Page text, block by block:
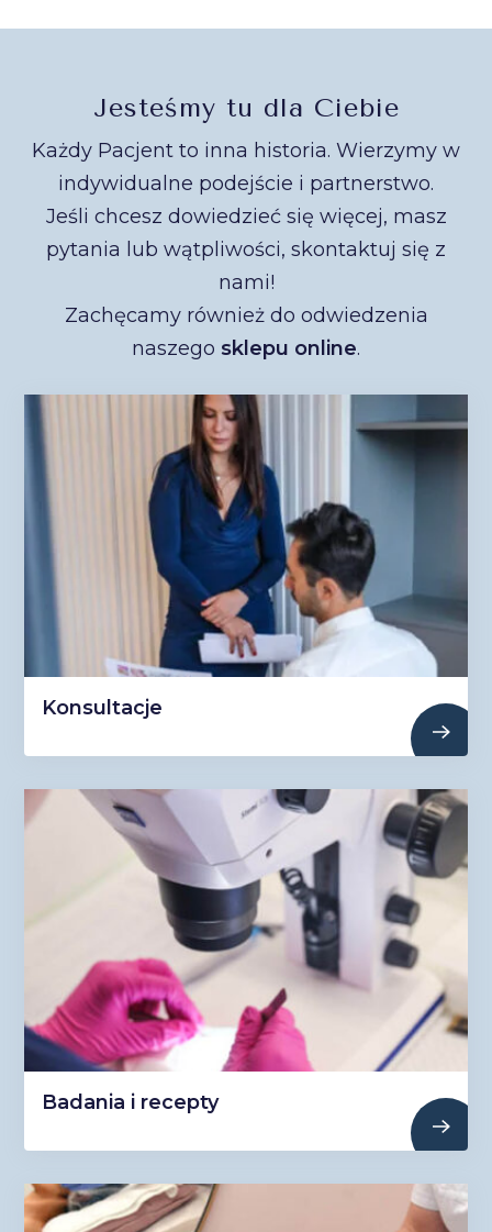
Jesteśmy tu dla Ciebie
Każdy Pacjent to inna historia. Wierzymy w
indywidualne podejście i partnerstwo.
Jeśli chcesz dowiedzieć się więcej, masz
pytania lub wątpliwości, skontaktuj się z
nami!
Zachęcamy również do odwiedzenia
naszego sklepu online.
Konsultacje
Badania i recepty